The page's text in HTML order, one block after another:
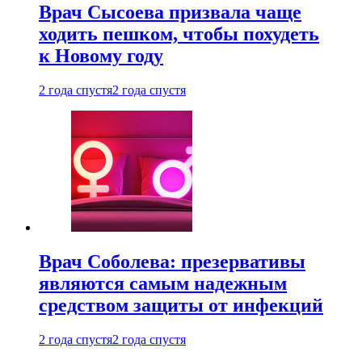
Врач Сысоева призвала чаще
ходить пешком, чтобы похудеть
к Новому году
2 года спустя2 года спустя
Врач Соболева: презервативы
являются самым надежным
средством защиты от инфекций
2 года спустя2 года спустя